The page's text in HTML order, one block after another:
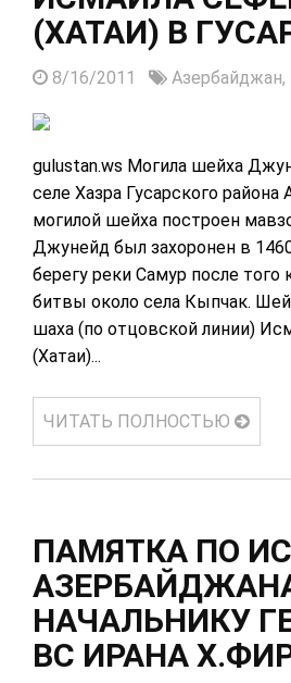
(ХАТАИ) В
8/16/2011 Азербайджан,
gulustan.ws Могила шейха
селе Хазра Гусарского
могилой шейха построен
Джунейд был захоронен в
берегу реки Самур после того
битвы около села Кыпчак.
шаха (по отцовской линии)
(Хатаи)...
ЧИТАТЬ ПОЛНОСТЬЮ
ПАМЯТКА ПО
НАЧАЛЬНИКУ
ВС ИРАНА